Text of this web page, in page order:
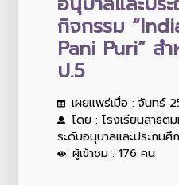
กิจกรรม
Pani Puri” ส
ป.5
เผยแพร่เมื่อ : จันทร์
โดย : โรงเรียนสาธิต
ระดับอนุบาลและประถมศึ
ผู้เข้าชม : 176 คน